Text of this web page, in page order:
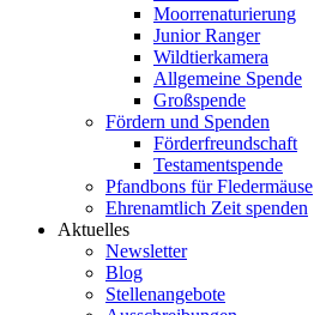
Moorrenaturierung
Junior Ranger
Wildtierkamera
Allgemeine Spende
Großspende
Fördern und Spenden
Förderfreundschaft
Testamentspende
Pfandbons für Fledermäuse
Ehrenamtlich Zeit spenden
Aktuelles
Newsletter
Blog
Stellenangebote